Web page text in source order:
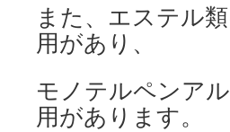
また、エステル
用があり、
モノテルペンア
用があります。